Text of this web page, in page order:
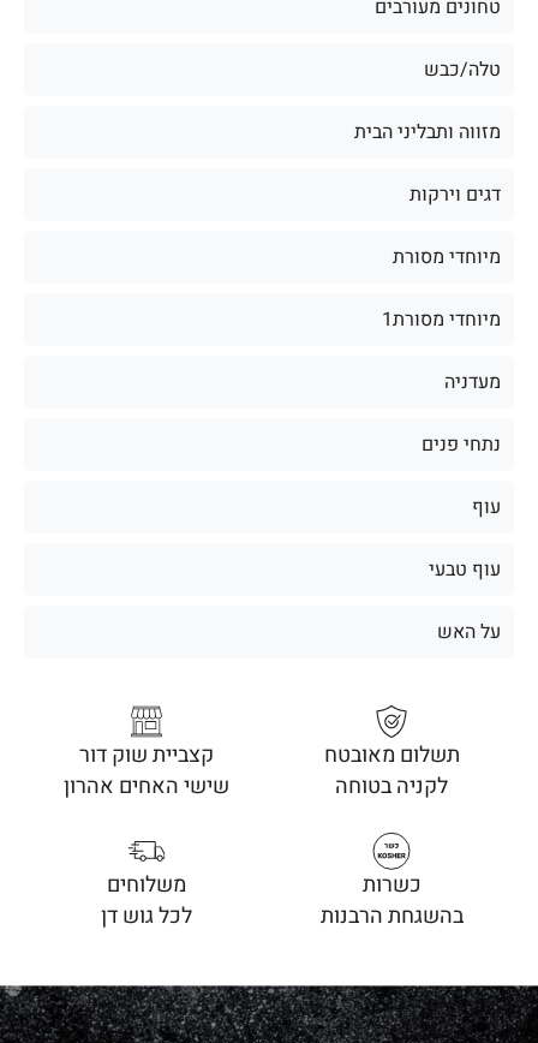
טחונים מעורבים
טלה/כבש
מזווה ותבליני הבית
דגים וירקות
מיוחדי מסורת
מיוחדי מסורת1
מעדניה
נתחי פנים
עוף
עוף טבעי
על האש
תשלום מאובטח
לקניה בטוחה
קצביית שוק דור
שישי האחים אהרון
כשרות
בהשגחת הרבנות
משלוחים
לכל גוש דן